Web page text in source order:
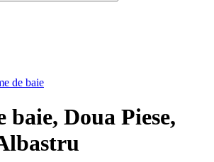
de baie
baie, Doua Piese,